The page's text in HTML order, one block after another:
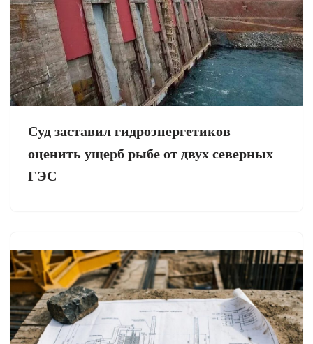
Суд заставил гидроэнергетиков
оценить ущерб рыбе от двух северных
ГЭС